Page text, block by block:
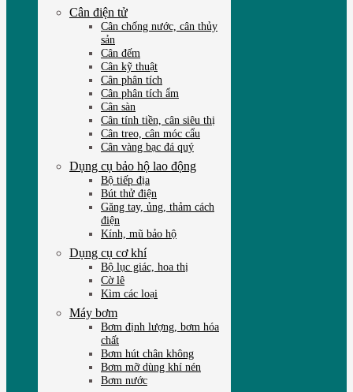
Cân điện tử
Cân chống nước, cân thủy
sản
Cân đếm
Cân kỹ thuật
Cân phân tích
Cân phân tích ẩm
Cân sàn
Cân tính tiền, cân siêu thị
Cân treo, cân móc cẩu
Cân vàng bạc đá quý
Dụng cụ bảo hộ lao động
Bộ tiếp địa
Bút thử điện
Găng tay, ủng, thảm cách
điện
Kính, mũ bảo hộ
Dụng cụ cơ khí
Bộ lục giác, hoa thị
Cờ lê
Kìm các loại
Máy bơm
Bơm định lượng, bơm hóa
chất
Bơm hút chân không
Bơm mỡ dùng khí nén
Bơm nước